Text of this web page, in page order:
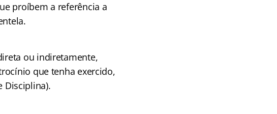
proíbem a referência a
ou indiretamente,
que tenha exercido,
Disciplina).